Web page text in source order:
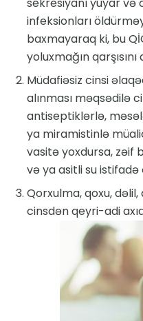
infeksionları
baxmayaraq ki, bu
yoluxmağın
Müdafiəsiz cinsi
alınması məqsədilə
antiseptiklərlə,
ya miramistinlə
vasitə yoxdursa,
və ya asitli su istifadə
Qorxulma, qoxu,
cinsdən qeyri-adi